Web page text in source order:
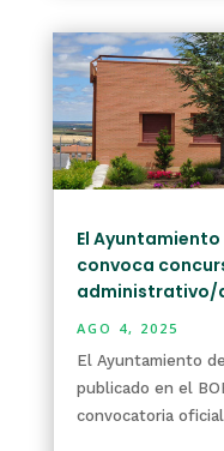
El
convoca
administrativo/
AGO 4, 2025
El Ayuntamiento
publicado en el
convocatoria